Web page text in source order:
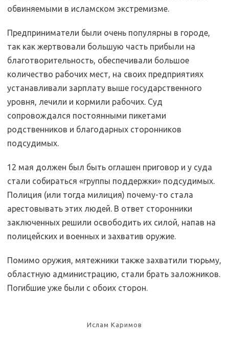
обвиняемыми в исламском экстремизме.
Предприниматели были очень популярны в городе,
так как жертвовали большую часть прибыли на
благотворительность, обеспечивали большое
количество рабочих мест, на своих предприятиях
устанавливали зарплату выше государственного
уровня, лечили и кормили рабочих. Суд
сопровождался постоянными пикетами
родственников и благодарных сторонников
подсудимых.
12 мая должен был быть оглашен приговор и у суда
стали собираться «группы поддержки» подсудимых.
Полиция (или тогда милиция) почему-то стала
арестовывать этих людей. В ответ сторонники
заключенных решили освободить их силой, напав на
полицейских и военных и захватив оружие.
Помимо оружия, мятежники также захватили тюрьму,
областную администрацию, стали брать заложников.
Погибшие уже были с обоих сторон.
Ислам Каримов